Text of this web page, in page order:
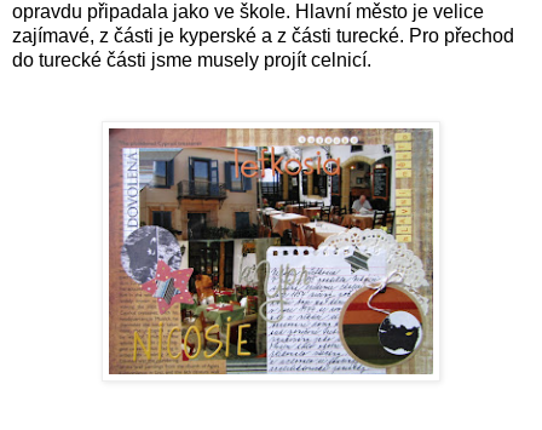
opravdu připadala jako ve škole. Hlavní město je velice
zajímavé, z části je kyperské a z části turecké. Pro přechod
do turecké části jsme musely projít celnicí.